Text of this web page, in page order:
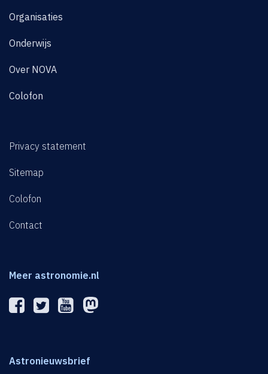
Organisaties
Onderwijs
Over NOVA
Colofon
Privacy statement
Sitemap
Colofon
Contact
Meer astronomie.nl
Astronieuwsbrief